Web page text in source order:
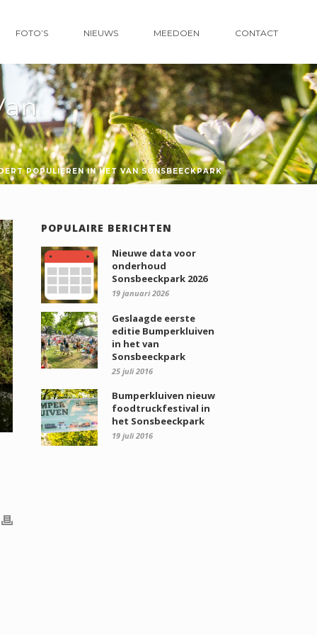
FOTO’S NIEUWS MEEDOEN CONTACT
POPULIEREN IN HET VAN SONSBEECKPARK
POPULAIRE BERICHTEN
Nieuwe data voor
onderhoud
Sonsbeeckpark 2026
19 januari 2026
Geslaagde eerste
editie Bumperkluiven
in het van
Sonsbeeckpark
25 juli 2016
Bumperkluiven nieuw
foodtruckfestival in
het Sonsbeeckpark
19 juli 2016